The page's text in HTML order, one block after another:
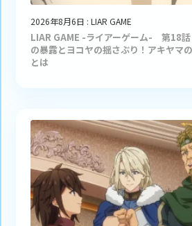
2026年8月6日 : LIAR GAME
LIAR GAME -ライアーゲーム- 第18
の暴露とヨコヤの揺さぶり！アキヤマ
とは